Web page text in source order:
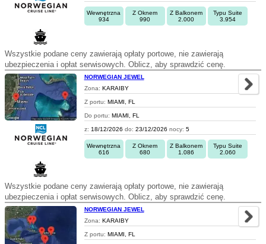
Wewnętrzna
934
Z Oknem
990
Z Balkonem
2.000
Typu Suite
3.954
Wszystkie podane ceny zawierają opłaty portowe, nie zawierają
ubezpieczenia i opłat serwisowych. Oblicz, aby sprawdzić cenę.
NORWEGIAN JEWEL
Zona: KARAIBY
Z portu: MIAMI, FL
Do portu: MIAMI, FL
z: 18/12/2026 do: 23/12/2026 nocy: 5
Wewnętrzna
616
Z Oknem
680
Z Balkonem
1.086
Typu Suite
2.060
Wszystkie podane ceny zawierają opłaty portowe, nie zawierają
ubezpieczenia i opłat serwisowych. Oblicz, aby sprawdzić cenę.
NORWEGIAN JEWEL
Zona: KARAIBY
Z portu: MIAMI, FL